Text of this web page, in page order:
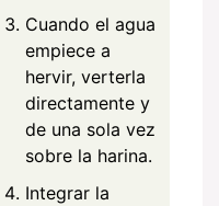
Cuando el agua
empiece a
hervir, verterla
directamente y
de una sola vez
sobre la harina.
Integrar la